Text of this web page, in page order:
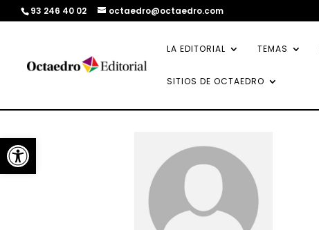
Abrir barra de herramientas
93 246 40 02 octaedro@octaedro.com
LA EDITORIAL TEMAS
SITIOS DE OCTAEDRO